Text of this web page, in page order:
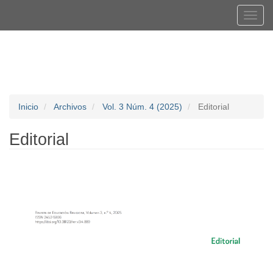
Inicio Archivos Vol. 3 Núm. 4 (2025) Editorial
Editorial
lateral